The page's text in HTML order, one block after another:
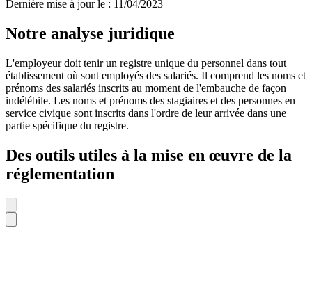
Dernière mise à jour le : 11/04/2023
Notre analyse juridique
L'employeur doit tenir un registre unique du personnel dans tout
établissement où sont employés des salariés. Il comprend les noms et
prénoms des salariés inscrits au moment de l'embauche de façon
indélébile. Les noms et prénoms des stagiaires et des personnes en
service civique sont inscrits dans l'ordre de leur arrivée dans une
partie spécifique du registre.
Des outils utiles à la mise en œuvre de la
réglementation